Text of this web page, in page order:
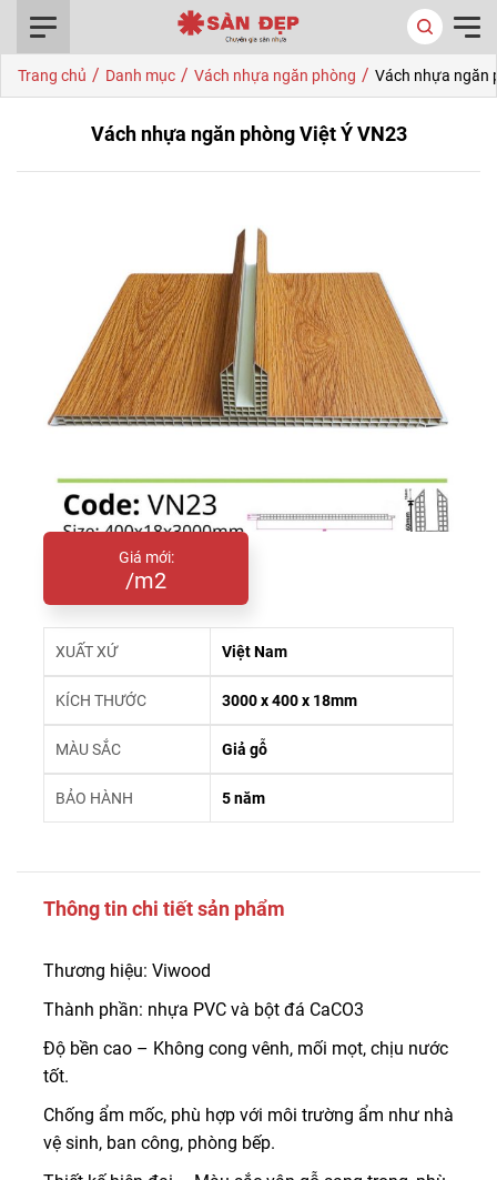
Trang chủ / Danh mục / Vách nhựa ngăn phòng / Vách nhựa ngăn
Vách nhựa ngăn phòng Việt Ý VN23
Giá mới:
/m2
XUẤT XỨ Việt Nam
KÍCH THƯỚC 3000 x 400 x 18mm
MÀU SẮC Giả gỗ
BẢO HÀNH 5 năm
Thông tin chi tiết sản phẩm
Thương hiệu: Viwood
Thành phần: nhựa PVC và bột đá CaCO3
Độ bền cao – Không cong vênh, mối mọt, chịu nước
tốt.
Chống ẩm mốc, phù hợp với môi trường ẩm như nhà
vệ sinh, ban công, phòng bếp.